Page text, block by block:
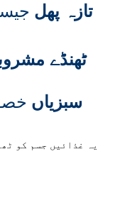
تازہ پھل
ٹھنڈے
سبزیاں
یہ غذائیں جسم کو